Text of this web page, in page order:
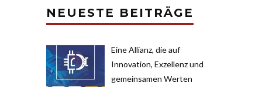
NEUESTE BEITRÄGE
Eine Allianz, die auf
Innovation, Exzellenz und
gemeinsamen Werten